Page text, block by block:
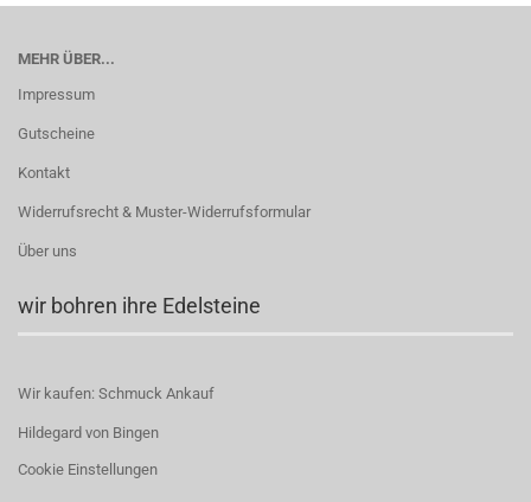
MEHR ÜBER...
Impressum
Gutscheine
Kontakt
Widerrufsrecht & Muster-Widerrufsformular
Über uns
wir bohren ihre Edelsteine
Wir kaufen: Schmuck Ankauf
Hildegard von Bingen
Cookie Einstellungen